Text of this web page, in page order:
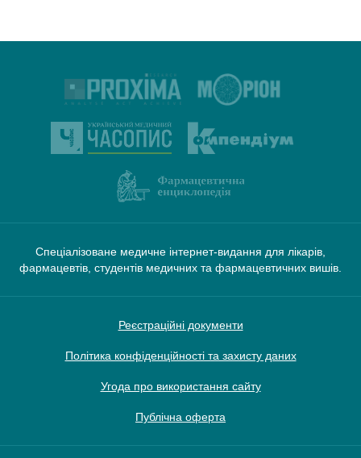
Спеціалізоване медичне інтернет-видання для лікарів,
фармацевтів, студентів медичних та фармацевтичних вишів.
Реєстраційні документи
Політика конфіденційності та захисту даних
Угода про використання сайту
Публічна оферта